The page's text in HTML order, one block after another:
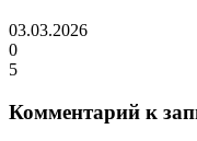
03.03.2026
0
5
Комментарий к